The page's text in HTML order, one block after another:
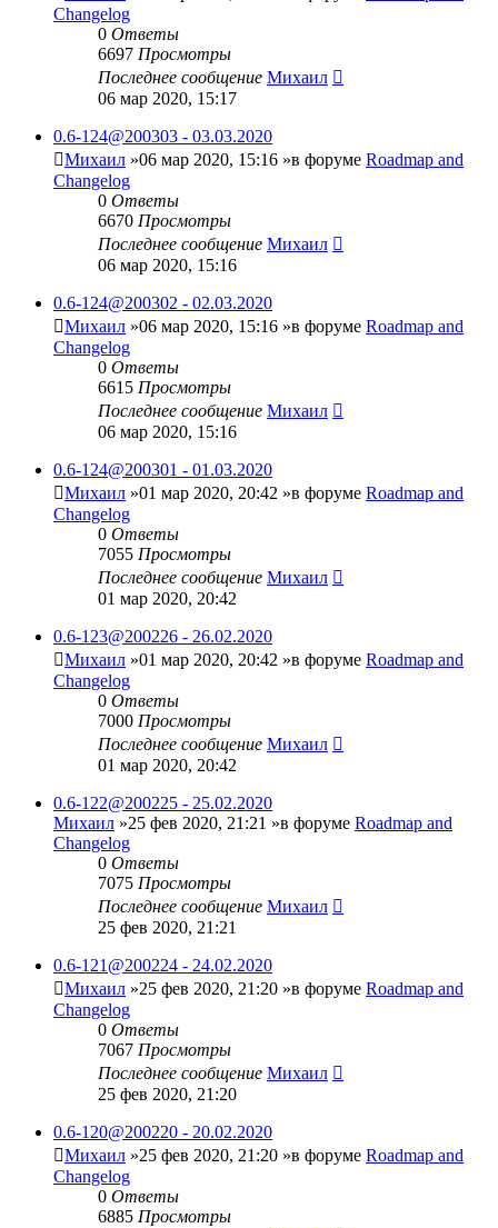
Changelog
0 Ответы
6697 Просмотры
Последнее сообщение Михаил
06 мар 2020, 15:17
0.6-124@200303 - 03.03.2020
Михаил »06 мар 2020, 15:16 »в форуме Roadmap and
Changelog
0 Ответы
6670 Просмотры
Последнее сообщение Михаил
06 мар 2020, 15:16
0.6-124@200302 - 02.03.2020
Михаил »06 мар 2020, 15:16 »в форуме Roadmap and
Changelog
0 Ответы
6615 Просмотры
Последнее сообщение Михаил
06 мар 2020, 15:16
0.6-124@200301 - 01.03.2020
Михаил »01 мар 2020, 20:42 »в форуме Roadmap and
Changelog
0 Ответы
7055 Просмотры
Последнее сообщение Михаил
01 мар 2020, 20:42
0.6-123@200226 - 26.02.2020
Михаил »01 мар 2020, 20:42 »в форуме Roadmap and
Changelog
0 Ответы
7000 Просмотры
Последнее сообщение Михаил
01 мар 2020, 20:42
0.6-122@200225 - 25.02.2020
Михаил »25 фев 2020, 21:21 »в форуме Roadmap and
Changelog
0 Ответы
7075 Просмотры
Последнее сообщение Михаил
25 фев 2020, 21:21
0.6-121@200224 - 24.02.2020
Михаил »25 фев 2020, 21:20 »в форуме Roadmap and
Changelog
0 Ответы
7067 Просмотры
Последнее сообщение Михаил
25 фев 2020, 21:20
0.6-120@200220 - 20.02.2020
Михаил »25 фев 2020, 21:20 »в форуме Roadmap and
Changelog
0 Ответы
6885 Просмотры